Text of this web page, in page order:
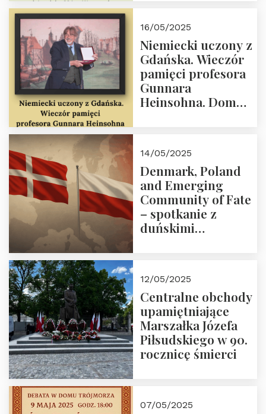
Dom Trójmorza 23
maja 2025 r. godz.
18:00.
16/05/2025
Niemiecki uczony z
Gdańska. Wieczór
pamięci profesora
Gunnara
Heinsohna. Dom
14/05/2025
Denmark, Poland
and Emerging
Community of Fate
– spotkanie z
duńskimi
12/05/2025
Centralne obchody
upamiętniające
Marszałka Józefa
Piłsudskiego w 90.
rocznicę śmierci
07/05/2025